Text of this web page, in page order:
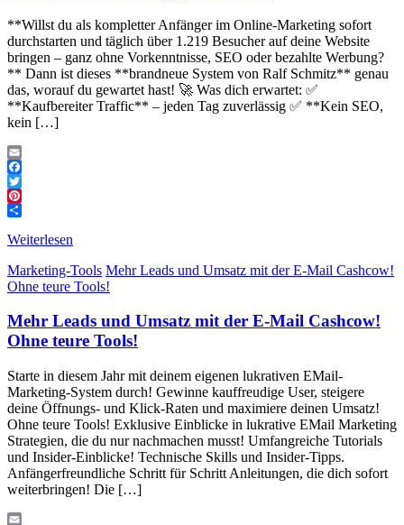
**Willst du als kompletter Anfänger im Online-Marketing sofort
durchstarten und täglich über 1.219 Besucher auf deine Website
bringen – ganz ohne Vorkenntnisse, SEO oder bezahlte Werbung?
** Dann ist dieses **brandneue System von Ralf Schmitz** genau
das, worauf du gewartet hast! 🚀 Was dich erwartet: ✅
**Kaufbereiter Traffic** – jeden Tag zuverlässig ✅ **Kein SEO,
kein […]
Email
Facebook
Twitter
Pinterest
Weiterlesen
Marketing-Tools Mehr Leads und Umsatz mit der E-Mail Cashcow!
Ohne teure Tools!
Mehr Leads und Umsatz mit der E-Mail Cashcow!
Ohne teure Tools!
Starte in diesem Jahr mit deinem eigenen lukrativen EMail-
Marketing-System durch! Gewinne kauffreudige User, steigere
deine Öffnungs- und Klick-Raten und maximiere deinen Umsatz!
Ohne teure Tools! Exklusive Einblicke in lukrative EMail Marketing
Strategien, die du nur nachmachen musst! Umfangreiche Tutorials
und Insider-Einblicke! Technische Skills und Insider-Tipps.
Anfängerfreundliche Schritt für Schritt Anleitungen, die dich sofort
weiterbringen! Die […]